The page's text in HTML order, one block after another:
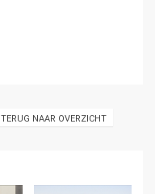
TERUG NAAR OVERZICHT